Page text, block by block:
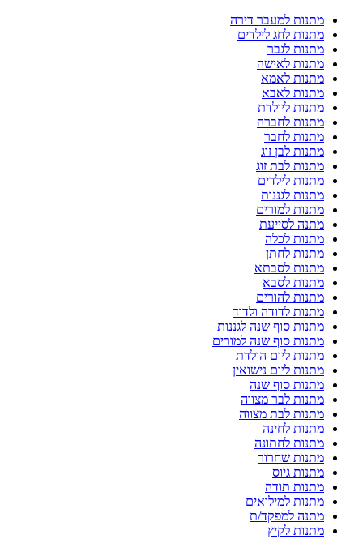
מתנות למעבר דירה
מתנות לחג לילדים
מתנות לגבר
מתנות לאישה
מתנות לאמא
מתנות לאבא
מתנות ליולדת
מתנות לחברה
מתנות לחבר
מתנות לבן זוג
מתנות לבת זוג
מתנות לילדים
מתנות לגננות
מתנות למורים
מתנה לסייעת
מתנות לכלה
מתנות לחתן
מתנות לסבתא
מתנות לסבא
מתנות להורים
מתנות לדודה ולדוד
מתנות סוף שנה לגננות
מתנות סוף שנה למורים
מתנות ליום הולדת
מתנות ליום נישואין
מתנות סוף שנה
מתנות לבר מצווה
מתנות לבת מצווה
מתנות לחינה
מתנות לחתונה
מתנות שחרור
מתנות גיוס
מתנות תודה
מתנות למילואים
מתנה למפקד/ת
מתנות לקיץ